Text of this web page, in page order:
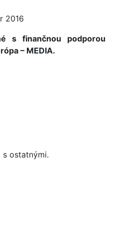
2016
s finančnou podporou
– MEDIA.
s ostatnými.